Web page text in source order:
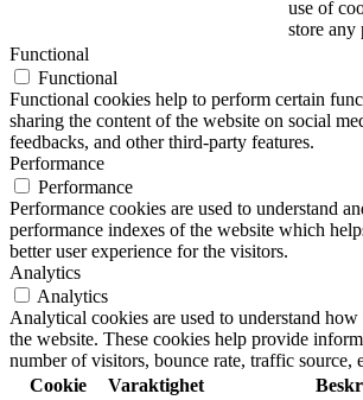
use of
store any
Functional
Functional
Functional cookies help to perform certain
sharing the content of the website on social
feedbacks, and other third-party features.
Performance
Performance
Performance cookies are used to understand
performance indexes of the website which
better user experience for the visitors.
Analytics
Analytics
Analytical cookies are used to understand
the website. These cookies help provide
number of visitors, bounce rate, traffic source,
Cookie
Varaktighet